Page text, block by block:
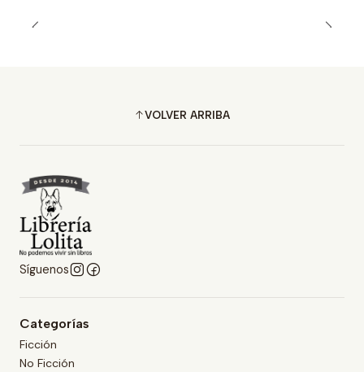
VOLVER ARRIBA
Síguenos
Categorías
Ficción
No Ficción